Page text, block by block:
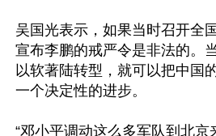
吴国光表示，如果当时召开全
宣布李鹏的戒严令是非法的。
以软著陆转型，就可以把中国
一个决定性的进步。
“邓小平调动这么多军队到北